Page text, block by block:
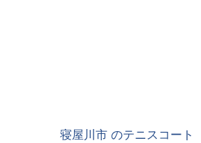
寝屋川市 のテニスコート